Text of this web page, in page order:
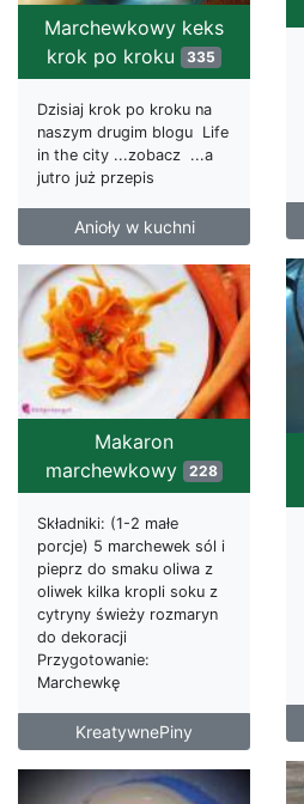
Marchewkowy keks
krok po kroku 335
Dzisiaj krok po kroku na
naszym drugim blogu Life
in the city ...zobacz ...a
jutro już przepis
Anioły w kuchni
Makaron
marchewkowy
228
Składniki: (1-2 małe
porcje) 5 marchewek sól i
pieprz do smaku oliwa z
oliwek kilka kropli soku z
cytryny świeży rozmaryn
do dekoracji
Przygotowanie:
Marchewkę
KreatywnePiny